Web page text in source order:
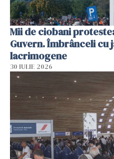
Mii de ciobani
Guvern. Îmbrânceli cu
lacrimogene
30 IULIE 2026